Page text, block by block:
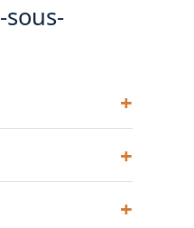
d'une taille
à Bissy-